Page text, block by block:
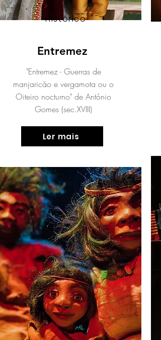
Histórico
Entremez
"Entremez - Guerras de
manjaricão e vergamota ou o
Oiteiro nocturno" de António
Gomes (sec.XVIII)
Ler mais